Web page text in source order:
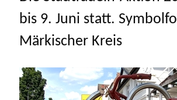
bis 9. Juni statt.
Märkischer Kreis